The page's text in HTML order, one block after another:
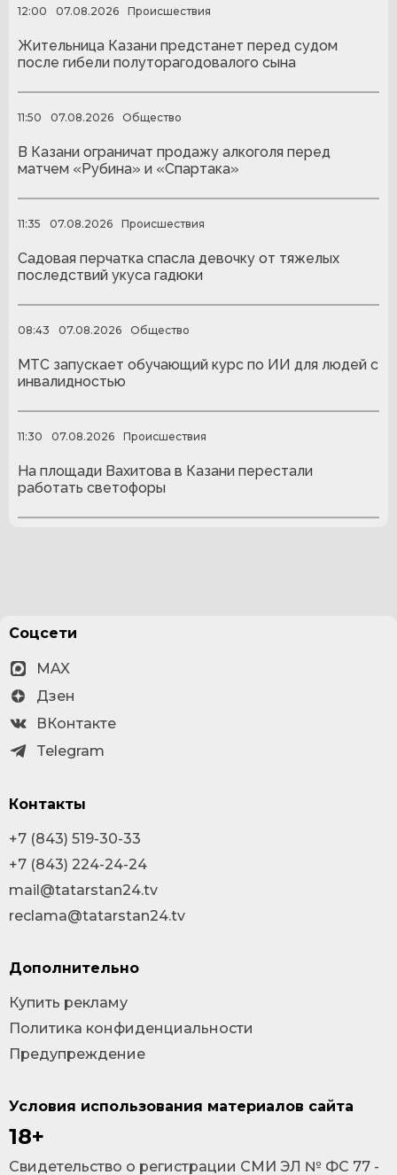
12:00 07.08.2026 Происшествия
Жительница Казани предстанет перед судом
после гибели полуторагодовалого сына
11:50 07.08.2026 Общество
В Казани ограничат продажу алкоголя перед
матчем «Рубина» и «Спартака»
11:35 07.08.2026 Происшествия
Садовая перчатка спасла девочку от тяжелых
последствий укуса гадюки
08:43 07.08.2026 Общество
МТС запускает обучающий курс по ИИ для людей с
инвалидностью
11:30 07.08.2026 Происшествия
На площади Вахитова в Казани перестали
работать светофоры
Условия использования материалов сайта
18+
Cвидетельство о регистрации СМИ ЭЛ № ФС 77 -
Соцсети
MAX
Дзен
ВКонтакте
Telegram
Контакты
+7 (843) 519-30-33
+7 (843) 224-24-24
mail@tatarstan24.tv
reclama@tatarstan24.tv
Дополнительно
Купить рекламу
Политика конфиденциальности
Предупреждение